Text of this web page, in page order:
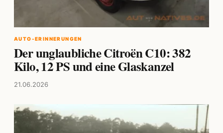
AUTO-ERINNERUNGEN
Der unglaubliche Citroën C10: 382
Kilo, 12 PS und eine Glaskanzel
21.06.2026